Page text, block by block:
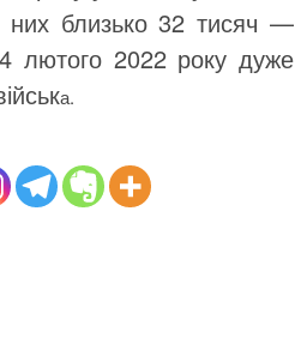
них близько 32 тисяч —
лютого 2022 року дуже
а.